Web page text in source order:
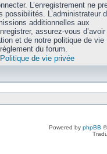
L’enregistrement ne
L’administrateur
additionnelles aux
assurez-vous
et de notre politique de vie
du forum.
Politique de vie privée
Powered by phpBB